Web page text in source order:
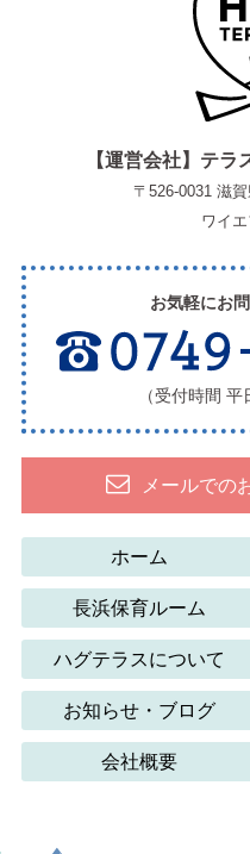
【運営会社】テ
〒526-0031 滋
ワイ
お気軽にお
（受付時間
メールでの
ホーム
長浜保育ルーム
ハグテラスについて
お知らせ・ブログ
会社概要